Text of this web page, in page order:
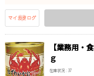
【業務用・
ｇ
在庫状況 : 37